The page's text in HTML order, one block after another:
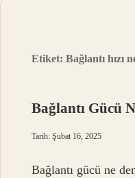
Etiket:Bağlantı hızı
Bağlantı Gücü
Tarih: Şubat 16, 2025
Bağlantı gücü ne